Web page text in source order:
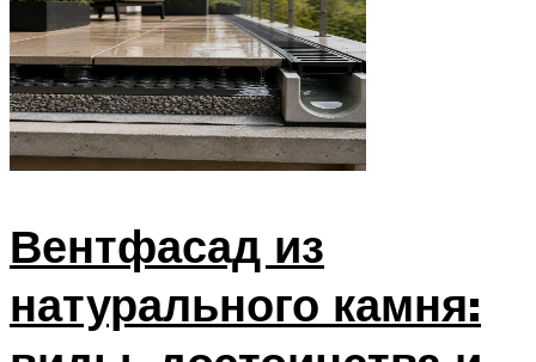
Вентфасад из
натурального камня: